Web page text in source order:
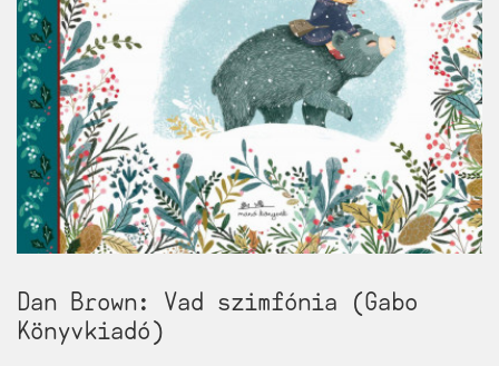
Dan Brown: Vad ​szimfónia (Gabo
Könyvkiadó)